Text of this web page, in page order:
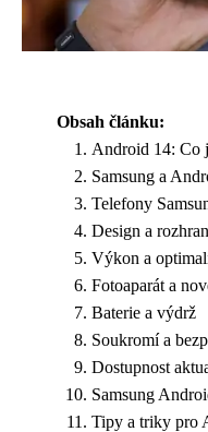
Obsah článku:
Android 14: Co
Samsung a
Telefony
Design a
Výkon a
Fotoaparát a
Baterie a výdrž
Soukromí a
Dostupnost
Samsung
Tipy a triky pro